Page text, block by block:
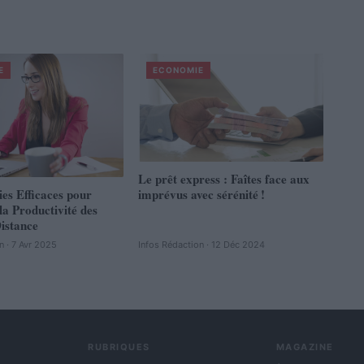
Efficaces pour
Productivité des
· 7 Avr 2025
ECONOMIE
Le prêt express : Faîtes face aux
imprévus avec sérénité !
Infos Rédaction · 12 Déc 2024
RUBRIQUES MAGAZINE